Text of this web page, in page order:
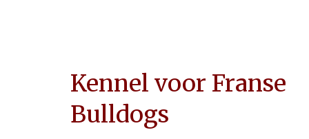
Kennel voor Franse
Bulldogs